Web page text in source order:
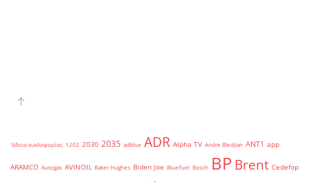
'άδεια κυκλοφορίας 1202 2030 2035 adblue ADR Alpha TV Andre Bledjian ANT1 app
ARAMCO Autogas AVINOIL Baker Hughes Biden Joe BlueFuel Bosch BPBrent Cedefop